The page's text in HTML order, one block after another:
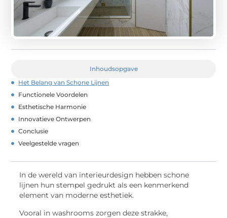
Inhoudsopgave
Het Belang van Schone Lijnen
Functionele Voordelen
Esthetische Harmonie
Innovatieve Ontwerpen
Conclusie
Veelgestelde vragen
In de wereld van interieurdesign hebben schone
lijnen hun stempel gedrukt als een kenmerkend
element van moderne esthetiek.
Vooral in washrooms zorgen deze strakke,